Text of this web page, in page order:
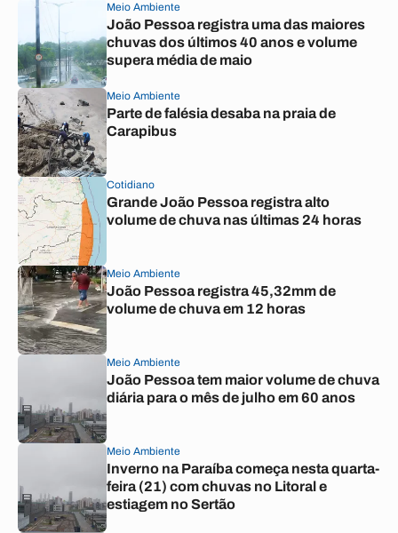
Meio Ambiente
João Pessoa registra uma das maiores
chuvas dos últimos 40 anos e volume
supera média de maio
Meio Ambiente
Parte de falésia desaba na praia de
Carapibus
Cotidiano
Grande João Pessoa registra alto
volume de chuva nas últimas 24 horas
Meio Ambiente
João Pessoa registra 45,32mm de
volume de chuva em 12 horas
Meio Ambiente
João Pessoa tem maior volume de chuva
diária para o mês de julho em 60 anos
Meio Ambiente
Inverno na Paraíba começa nesta quarta-
feira (21) com chuvas no Litoral e
estiagem no Sertão